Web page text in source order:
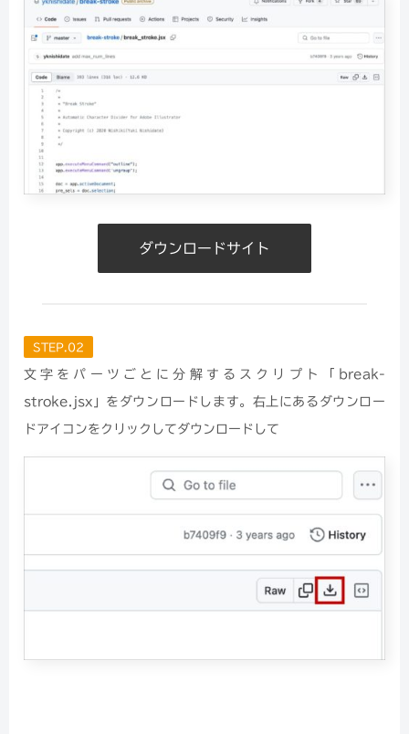
ダウンロードサイト
STEP.02
文字をパーツごとに分解するスクリプト「break-
stroke.jsx」をダウンロードします。右上にあるダウンロー
ドアイコンをクリックしてダウンロードして